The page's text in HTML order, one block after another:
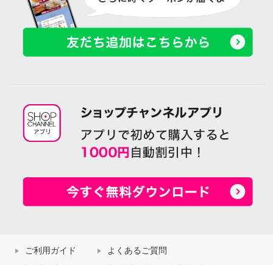
ご利用ガイド よくあるご質問